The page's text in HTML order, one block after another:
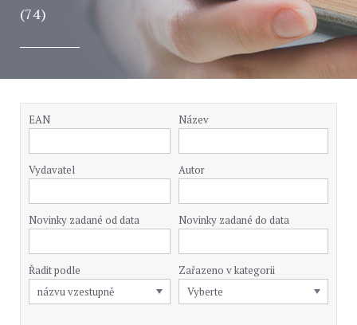
(74)
EAN Název
Vydavatel Autor
Novinky zadané od data Novinky zadané do data
Řadit podle Zařazeno v kategorii